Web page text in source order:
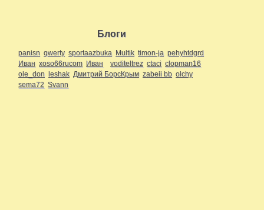
Блоги
panisn qwerty sportaazbuka Multik timon-ja pehyhtdgrd
Иван xoso66rucom Иван voditeltrez ctaci clopman16
ole_don leshak Дмитрий БорсКрым zabeii bb olchy
sema72 Svann